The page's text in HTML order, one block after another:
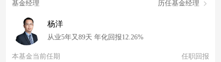
基金经理 历任基金经理
杨洋
从业5年又89天 年化回报12.26%
本基金当前任期 任职回报